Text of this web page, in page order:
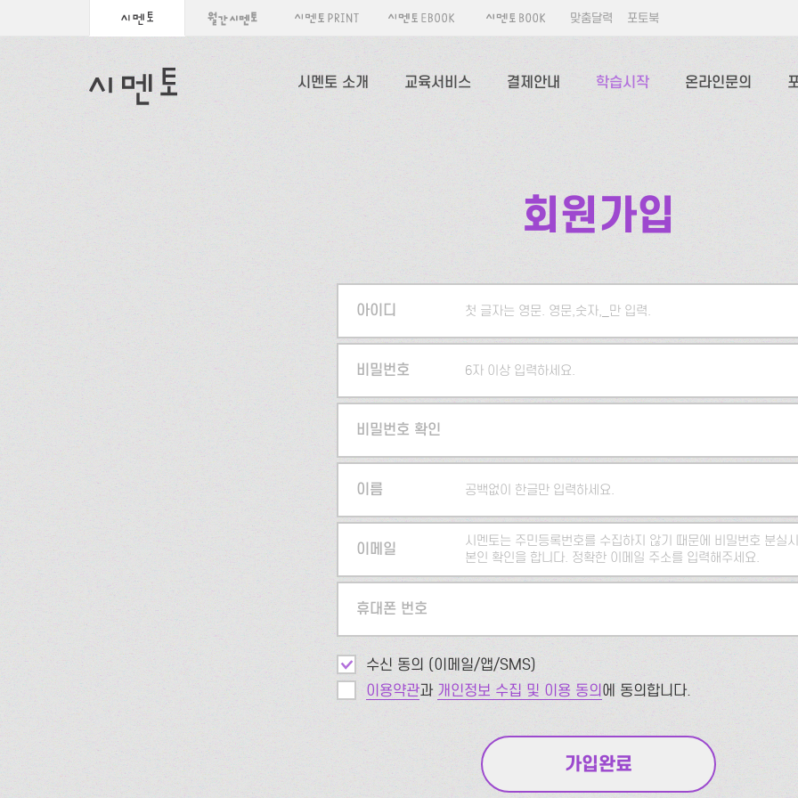
맞춤달력 포토북
시멘토 소개 교육서비스 결제안내 학습시작 온라인문의
회원가입
아이디 첫 글자는 영문. 영문,숫자,_만 입력.
5자 이상 입력하세요.
비밀번호 6자 이상 입력하세요.
비밀번호 확인
이름 공백없이 한글만 입력하세요.
이메일
시멘토는 주민등록번호를 수집하지 않기 때문에 비밀번호 분실
본인 확인을 합니다. 정확한 이메일 주소를 입력해주세요.
휴대폰 번호
수신 동의 (이메일/앱/SMS)
이용약관과 개인정보 수집 및 이용 동의에 동의합니다.